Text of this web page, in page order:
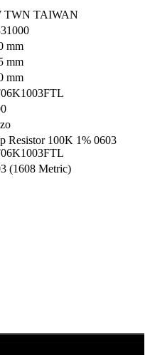
TWN TAIWAN
mm
mm
mm
Resistor 100K 1% 0603
(1608 Metric)